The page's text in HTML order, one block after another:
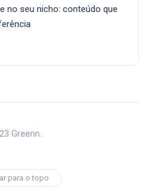
no seu nicho: conteúdo que
Greenn.
para o topo